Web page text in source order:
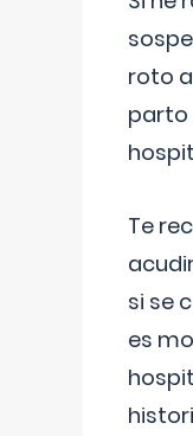
roto
parto
Te
si se
es